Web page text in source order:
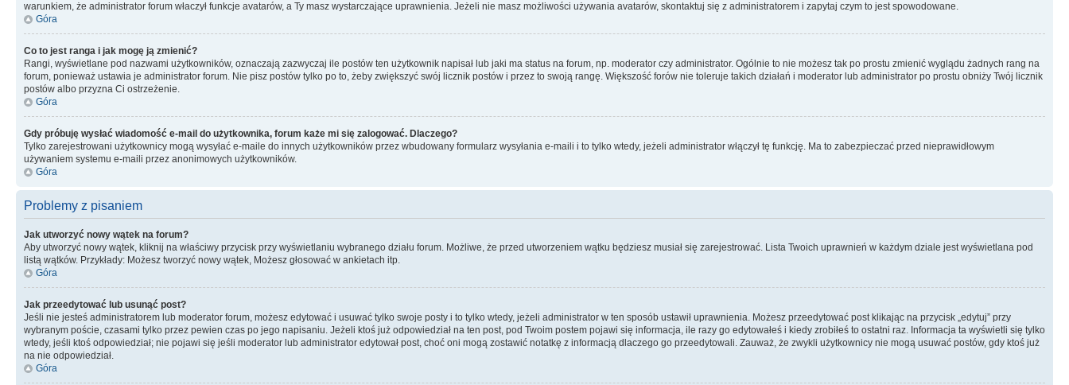
warunkiem, że administrator forum właczył funkcje avatarów, a Ty masz wystarczające uprawnienia. Jeżeli nie masz możliwości używania avatarów, skontaktuj się z administratorem i zapytaj czym to jest spowodowane.
Góra
Co to jest ranga i jak mogę ją zmienić?
Rangi, wyświetlane pod nazwami użytkowników, oznaczają zazwyczaj ile postów ten użytkownik napisał lub jaki ma status na forum, np. moderator czy administrator. Ogólnie to nie możesz tak po prostu zmienić wyglądu żadnych rang na
forum, ponieważ ustawia je administrator forum. Nie pisz postów tylko po to, żeby zwiększyć swój licznik postów i przez to swoją rangę. Większość forów nie toleruje takich działań i moderator lub administrator po prostu obniży Twój licznik
postów albo przyzna Ci ostrzeżenie.
Góra
Gdy próbuję wysłać wiadomość e-mail do użytkownika, forum każe mi się zalogować. Dlaczego?
Tylko zarejestrowani użytkownicy mogą wysyłać e-maile do innych użytkowników przez wbudowany formularz wysyłania e-maili i to tylko wtedy, jeżeli administrator włączył tę funkcję. Ma to zabezpieczać przed nieprawidłowym
używaniem systemu e-maili przez anonimowych użytkowników.
Góra
Problemy z pisaniem
Jak utworzyć nowy wątek na forum?
Aby utworzyć nowy wątek, kliknij na właściwy przycisk przy wyświetlaniu wybranego działu forum. Możliwe, że przed utworzeniem wątku będziesz musiał się zarejestrować. Lista Twoich uprawnień w każdym dziale jest wyświetlana pod
listą wątków. Przykłady: Możesz tworzyć nowy wątek, Możesz głosować w ankietach itp.
Góra
Jak przeedytować lub usunąć post?
Jeśli nie jesteś administratorem lub moderator forum, możesz edytować i usuwać tylko swoje posty i to tylko wtedy, jeżeli administrator w ten sposób ustawił uprawnienia. Możesz przeedytować post klikając na przycisk „edytuj” przy
wybranym poście, czasami tylko przez pewien czas po jego napisaniu. Jeżeli ktoś już odpowiedział na ten post, pod Twoim postem pojawi się informacja, ile razy go edytowałeś i kiedy zrobiłeś to ostatni raz. Informacja ta wyświetli się tylko
wtedy, jeśli ktoś odpowiedział; nie pojawi się jeśli moderator lub administrator edytował post, choć oni mogą zostawić notatkę z informacją dlaczego go przeedytowali. Zauważ, że zwykli użytkownicy nie mogą usuwać postów, gdy ktoś już
na nie odpowiedział.
Góra